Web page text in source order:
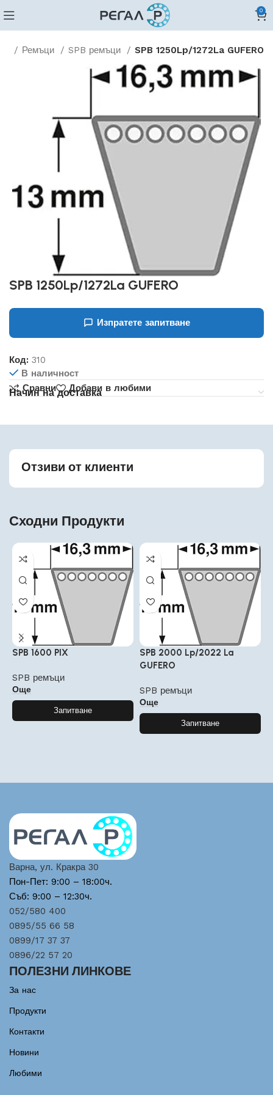
0
Ремъци SPB ремъци SPB 1250Lp/1272La GUFERO
SPB 1250Lp/1272La GUFERO
Изпратете запитване
Код:310
В наличност
Сравни
Добави в любими
Начин на доставка
Отзиви от клиенти
Сходни Продукти
SPB 1600 PIX
SPB ремъци
Още
Запитване
SPB 2000 Lp/2022 La
GUFERO
SPB ремъци
Още
Запитване
Варна, ул. Кракра 30
Пон-Пет: 9:00 – 18:00ч.
Съб: 9:00 – 12:30ч.
052/580 400
0895/55 66 58
0899/17 37 37
0896/22 57 20
ПОЛЕЗНИ ЛИНКОВЕ
За нас
Продукти
Контакти
Новини
Любими